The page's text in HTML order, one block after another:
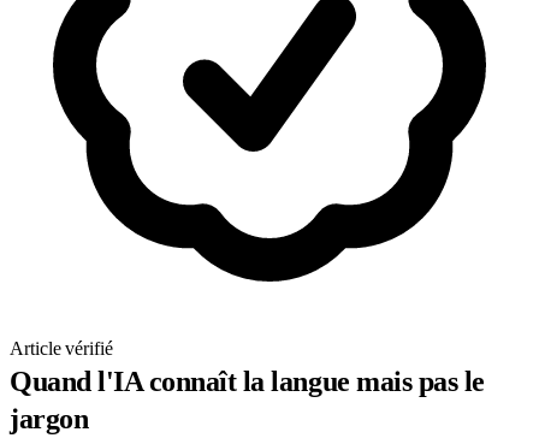
Article vérifié
Quand l'IA connaît la langue mais pas le
jargon